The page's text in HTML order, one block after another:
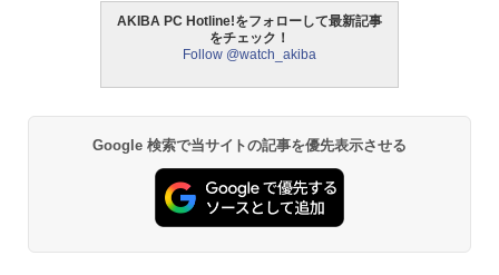
AKIBA PC Hotline!をフォローして最新記事
をチェック！
Follow @watch_akiba
Google 検索で当サイトの記事を優先表示させる